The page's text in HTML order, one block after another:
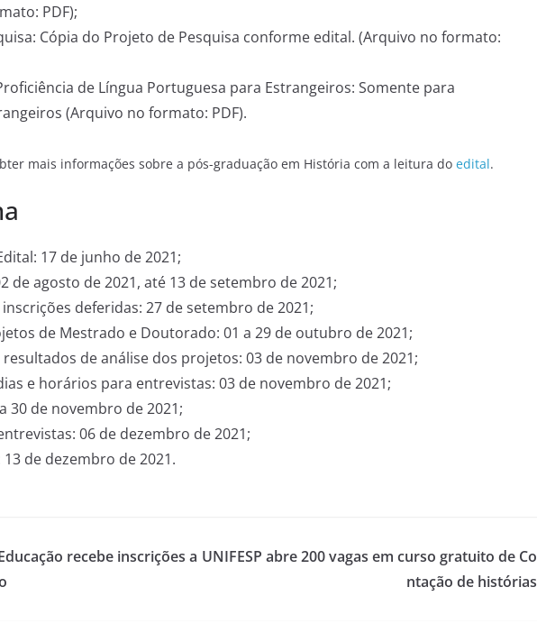
PDF);
Cópia do Projeto de Pesquisa conforme edital. (Arquivo no formato:
de Língua Portuguesa para Estrangeiros: Somente para
(Arquivo no formato: PDF).
mais informações sobre a pós-graduação em História com a leitura do edital.
17 de junho de 2021;
de agosto de 2021, até 13 de setembro de 2021;
deferidas: 27 de setembro de 2021;
de Mestrado e Doutorado: 01 a 29 de outubro de 2021;
de análise dos projetos: 03 de novembro de 2021;
e horários para entrevistas: 03 de novembro de 2021;
30 de novembro de 2021;
06 de dezembro de 2021;
de dezembro de 2021.
recebe inscrições a UNIFESP abre 200 vagas em curso gratuito de Co
ntação de histórias